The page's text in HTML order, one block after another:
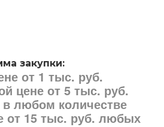
закупки:
от 1 тыс. руб.
цене от 5 тыс. руб.
любом количестве
от 15 тыс. руб. любых